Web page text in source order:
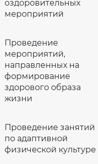
оздоровительных
мероприятий
Проведение
мероприятий,
направленных на
формирование
здорового образа
жизни
Проведение занятий
по адаптивной
физической культуре